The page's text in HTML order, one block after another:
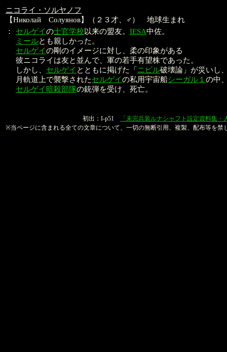
ニコライ・ソルヤノフ
【Николай Солуянов】（２３才、♂） 地球生まれ
：
セルゲイの士官学校以来の盟友。 IESA中佐。
ミールとも親しかった。
セルゲイの剛のイメージに対し、柔の印象がある
彼ニコライは友と並んで、軍の若手有望株であった。
しかし、 セルゲイ とともに掲げた「 ニビル破壊論」が災いし
月軌道上で襲撃されたセルゲイの私用宇宙船シーガル１ の中
セルゲイ暗殺部隊の銃弾を受け、死亡。
初出：I-p51
「未完兵装ルナシャフト設定資料集・
※当ページに含まれる全ての文章について、一切の無断引用、複製、配布等を禁